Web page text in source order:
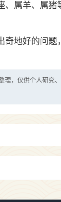
属羊、属猪
地好的问
，仅供个人研究